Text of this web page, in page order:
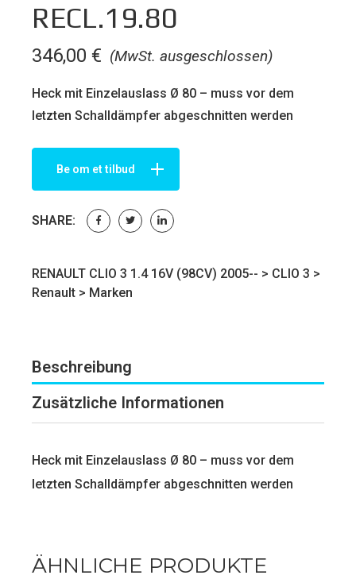
RECL.19.80
(MwSt. ausgeschlossen)
346,00 €
Heck mit Einzelauslass Ø 80 – muss vor dem
letzten Schalldämpfer abgeschnitten werden
Be om et tilbud
SHARE:
RENAULT CLIO 3 1.4 16V (98CV) 2005-- > CLIO 3 >
Renault > Marken
Beschreibung
Zusätzliche Informationen
Heck mit Einzelauslass Ø 80 – muss vor dem
letzten Schalldämpfer abgeschnitten werden
ÄHNLICHE PRODUKTE